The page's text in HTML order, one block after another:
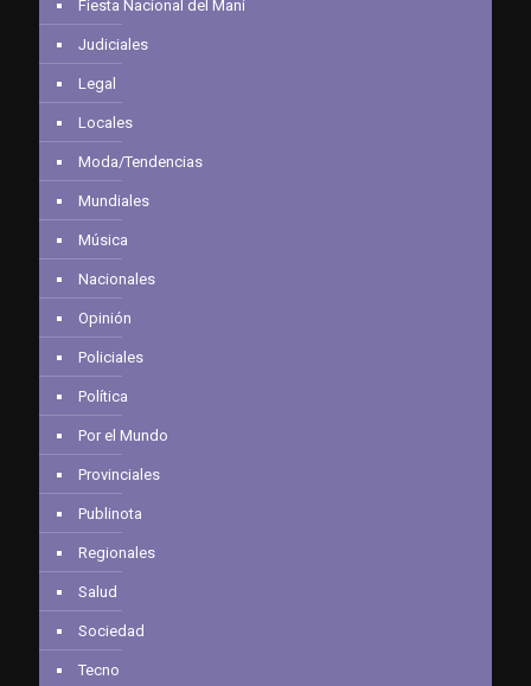
Fiesta Nacional del Maní
Judiciales
Legal
Locales
Moda/Tendencias
Mundiales
Música
Nacionales
Opinión
Policiales
Política
Por el Mundo
Provinciales
Publinota
Regionales
Salud
Sociedad
Tecno